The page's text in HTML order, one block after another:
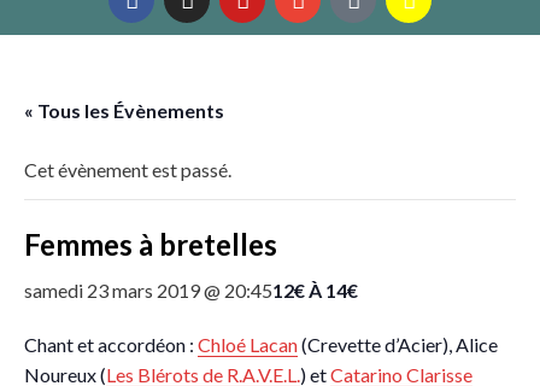
« Tous les Évènements
Cet évènement est passé.
Femmes à bretelles
samedi 23 mars 2019 @ 20:4512€ À 14€
Chant et accordéon : Chloé Lacan(Crevette d’Acier), Alice
Noureux (Les Blérots de R.A.V.E.L.) etCatarino Clarisse